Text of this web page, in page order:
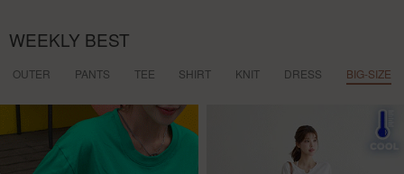
WEEKLY BEST
OUTER PANTS TEE SHIRT KNIT DRESS BIG-SIZE